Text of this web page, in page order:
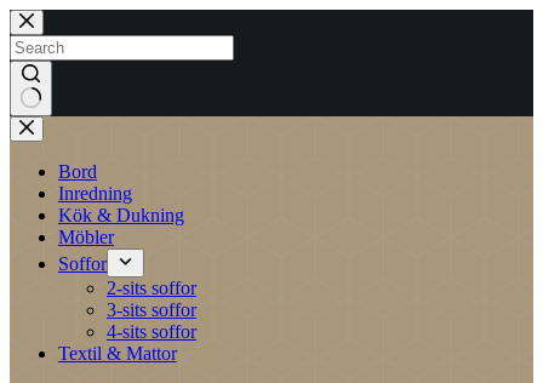
Skip
to
content
No
results
Bord
Inredning
Kök & Dukning
Möbler
Soffor
2-sits soffor
3-sits soffor
4-sits soffor
Textil & Mattor